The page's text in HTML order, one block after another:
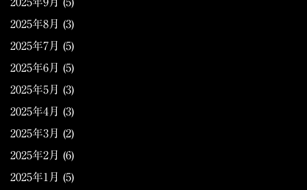
2025年8月 (3)
2025年7月 (5)
2025年6月 (5)
2025年5月 (3)
2025年4月 (3)
2025年3月 (2)
2025年2月 (6)
2025年1月 (5)